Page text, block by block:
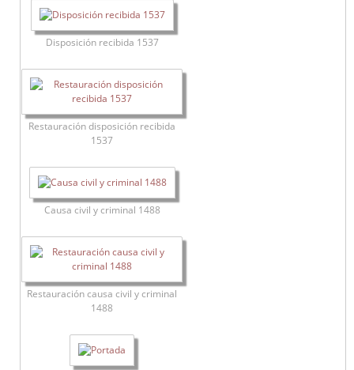
Disposición recibida 1537
Restauración disposición recibida
1537
Causa civil y criminal 1488
Restauración causa civil y criminal
1488